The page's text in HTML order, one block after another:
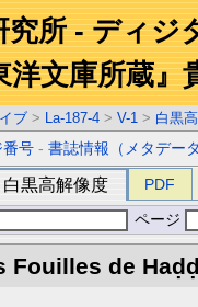
究所 - ディジ
洋文庫所蔵』
ブ > La-187-4 > V-1 > 白黒
番号 -書誌情報（メタデー
白黒高解像度 PDF
ページ
Fouilles de